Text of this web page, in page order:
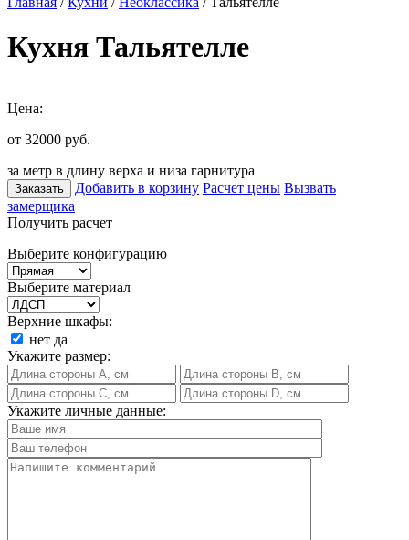
Кухня Тальятелле
Цена:
от 32000 руб.
за метр в длину верха и низа гарнитура
Заказать Добавить в корзину Расчет цены Вызвать
замерщика
Получить расчет
Выберите конфигурацию
Выберите материал
Верхние шкафы:
нет да
Укажите размер:
Укажите личные данные: